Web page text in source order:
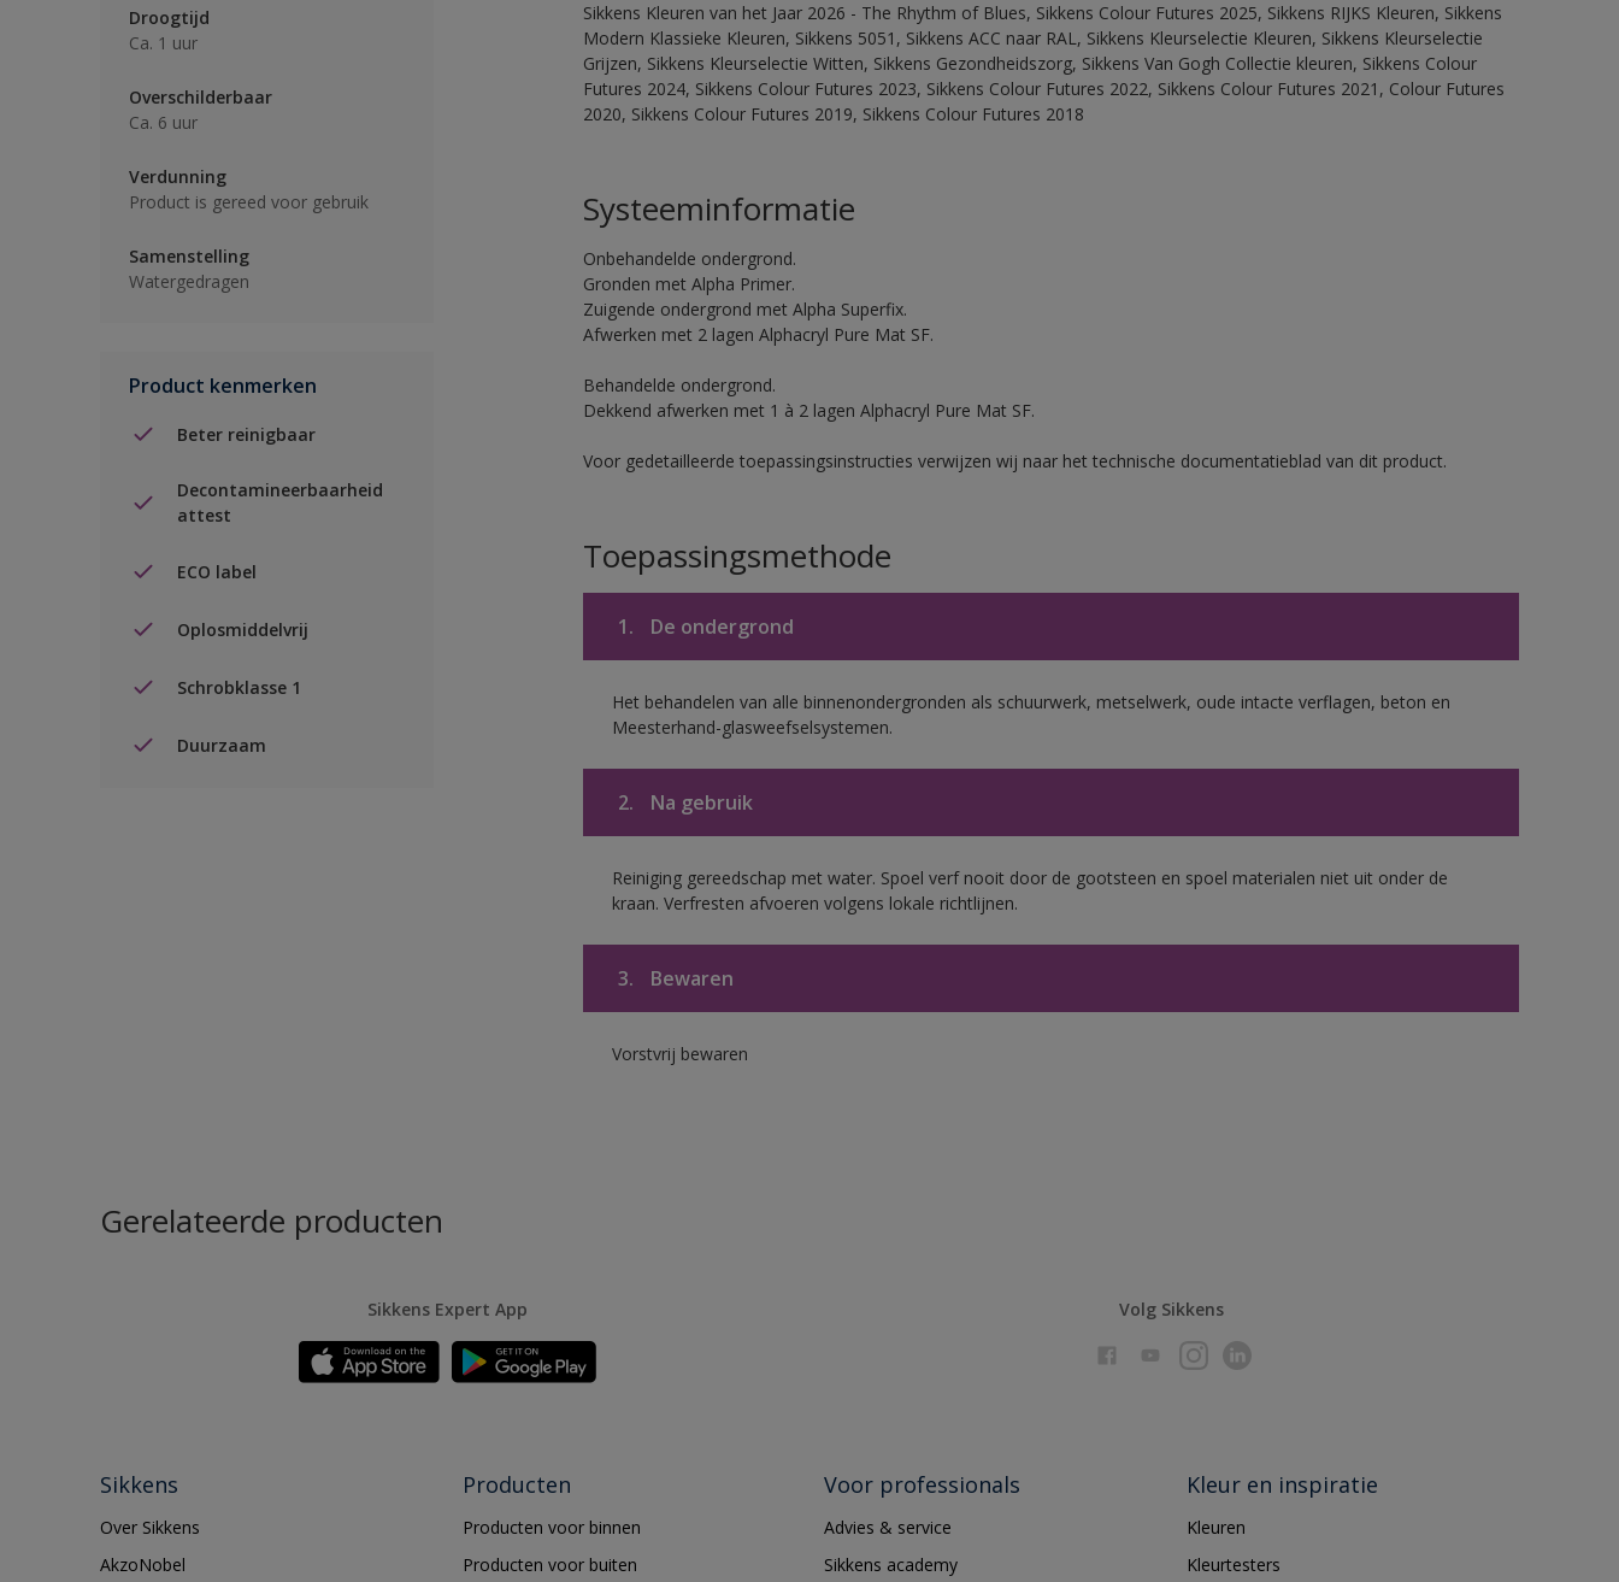
Droogtijd
Ca. 1 uur
Overschilderbaar
Ca. 6 uur
Verdunning
Product is gereed voor gebruik
Samenstelling
Watergedragen
Product kenmerken
Beter reinigbaar
Decontamineerbaarheid
attest
ECO label
Oplosmiddelvrij
Schrobklasse 1
Duurzaam
Sikkens Kleuren van het Jaar 2026 - The Rhythm of Blues, Sikkens Colour Futures 2025, Sikkens RIJKS Kleuren, Sikkens
Modern Klassieke Kleuren, Sikkens 5051, Sikkens ACC naar RAL, Sikkens Kleurselectie Kleuren, Sikkens Kleurselectie
Grijzen, Sikkens Kleurselectie Witten, Sikkens Gezondheidszorg, Sikkens Van Gogh Collectie kleuren, Sikkens Colour
Futures 2024, Sikkens Colour Futures 2023, Sikkens Colour Futures 2022, Sikkens Colour Futures 2021, Colour Futures
2020, Sikkens Colour Futures 2019, Sikkens Colour Futures 2018
Systeeminformatie
Onbehandelde ondergrond.
Gronden met Alpha Primer.
Zuigende ondergrond met Alpha Superfix.
Afwerken met 2 lagen Alphacryl Pure Mat SF.
Behandelde ondergrond.
Dekkend afwerken met 1 à 2 lagen Alphacryl Pure Mat SF.
Voor gedetailleerde toepassingsinstructies verwijzen wij naar het technische documentatieblad van dit product.
Toepassingsmethode
1. De ondergrond
Het behandelen van alle binnenondergronden als schuurwerk, metselwerk, oude intacte verflagen, beton en
Meesterhand-glasweefselsystemen.
2. Na gebruik
Reiniging gereedschap met water. Spoel verf nooit door de gootsteen en spoel materialen niet uit onder de
kraan. Verfresten afvoeren volgens lokale richtlijnen.
3. Bewaren
Vorstvrij bewaren
Gerelateerde producten
Sikkens Expert App Volg Sikkens
Sikkens
Over Sikkens
AkzoNobel
Producten
Producten voor binnen
Producten voor buiten
Voor professionals
Advies & service
Sikkens academy
Kleur en inspiratie
Kleuren
Kleurtesters